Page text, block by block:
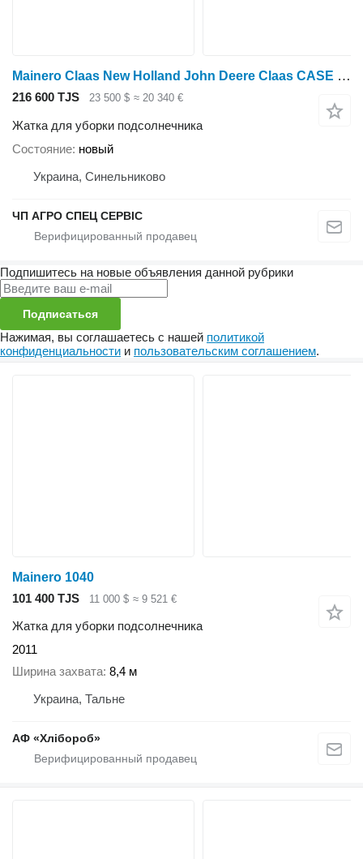
Mainero Claas New Holland John Deere Claas CASE Шабля SUNSPEED Mainero
216 600 TJS 23 500 $ ≈ 20 340 €
Жатка для уборки подсолнечника
Состояние новый
Украина, Синельниково
ЧП АГРО СПЕЦ СЕРВІС
Подпишитесь на новые объявления данной рубрики
Подписаться
Нажимая, вы соглашаетесь с нашей политикой
конфиденциальности и пользовательским соглашением.
Mainero 1040
101 400 TJS
11 000 $ ≈ 9 521 €
Жатка для уборки подсолнечника
2011
Ширина захвата 8,4 м
Украина, Тальне
АФ «Хлібороб»